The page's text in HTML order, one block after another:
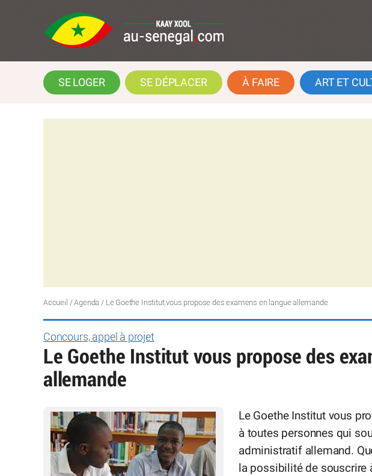
SE LOGER SE DÉPLACER À FAIRE ART ET
Accueil /Agenda / Le Goethe Institut vous propose des examens en langue allemande
Concours, appel à projet
Le Goethe Institut vous propose des
allemande
Le Goethe Institut vous
à toutes personnes qui
administratif allemand.
la possibilité de souscrire